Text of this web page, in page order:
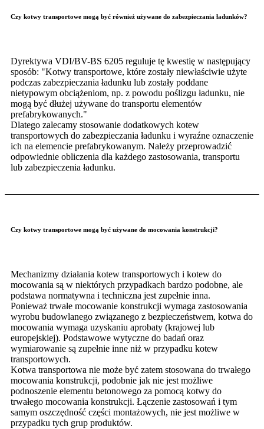
Czy kotwy transportowe mogą być również używane do zabezpieczania ładunków?
Dyrektywa VDI/BV-BS 6205 reguluje tę kwestię w następujący
sposób: "Kotwy transportowe, które zostały niewłaściwie użyte
podczas zabezpieczania ładunku lub zostały poddane
nietypowym obciążeniom, np. z powodu poślizgu ładunku, nie
mogą być dłużej używane do transportu elementów
prefabrykowanych."
Dlatego zalecamy stosowanie dodatkowych kotew
transportowych do zabezpieczania ładunku i wyraźne oznaczenie
ich na elemencie prefabrykowanym. Należy przeprowadzić
odpowiednie obliczenia dla każdego zastosowania, transportu
lub zabezpieczenia ładunku.
Czy kotwy transportowe mogą być używane do mocowania konstrukcji?
Mechanizmy działania kotew transportowych i kotew do
mocowania są w niektórych przypadkach bardzo podobne, ale
podstawa normatywna i techniczna jest zupełnie inna.
Ponieważ trwałe mocowanie konstrukcji wymaga zastosowania
wyrobu budowlanego związanego z bezpieczeństwem, kotwa do
mocowania wymaga uzyskaniu aprobaty (krajowej lub
europejskiej). Podstawowe wytyczne do badań oraz
wymiarowanie są zupełnie inne niż w przypadku kotew
transportowych.
Kotwa transportowa nie może być zatem stosowana do trwałego
mocowania konstrukcji, podobnie jak nie jest możliwe
podnoszenie elementu betonowego za pomocą kotwy do
trwałego mocowania konstrukcji. Łączenie zastosowań i tym
samym oszczędność części montażowych, nie jest możliwe w
przypadku tych grup produktów.